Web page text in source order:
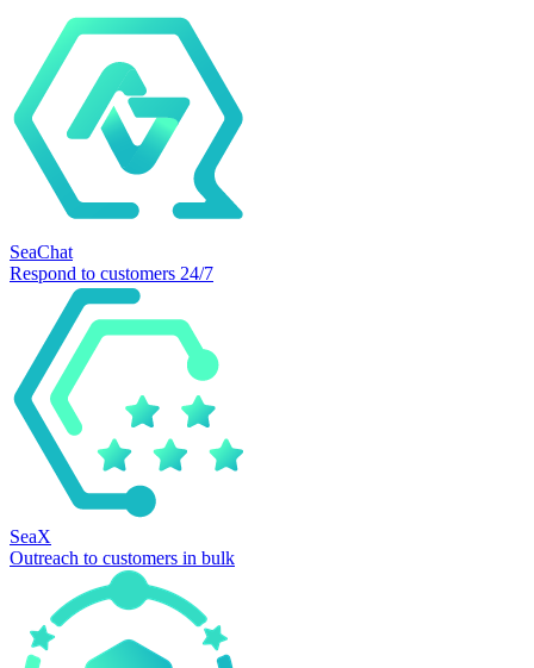
SeaChat
Respond to customers 24/7
SeaX
Outreach to customers in bulk